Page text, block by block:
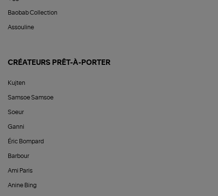
Baobab Collection
Assouline
CRÉATEURS PRÊT-À-PORTER
Kujten
Samsoe Samsoe
Soeur
Ganni
Éric Bompard
Barbour
Ami Paris
Anine Bing